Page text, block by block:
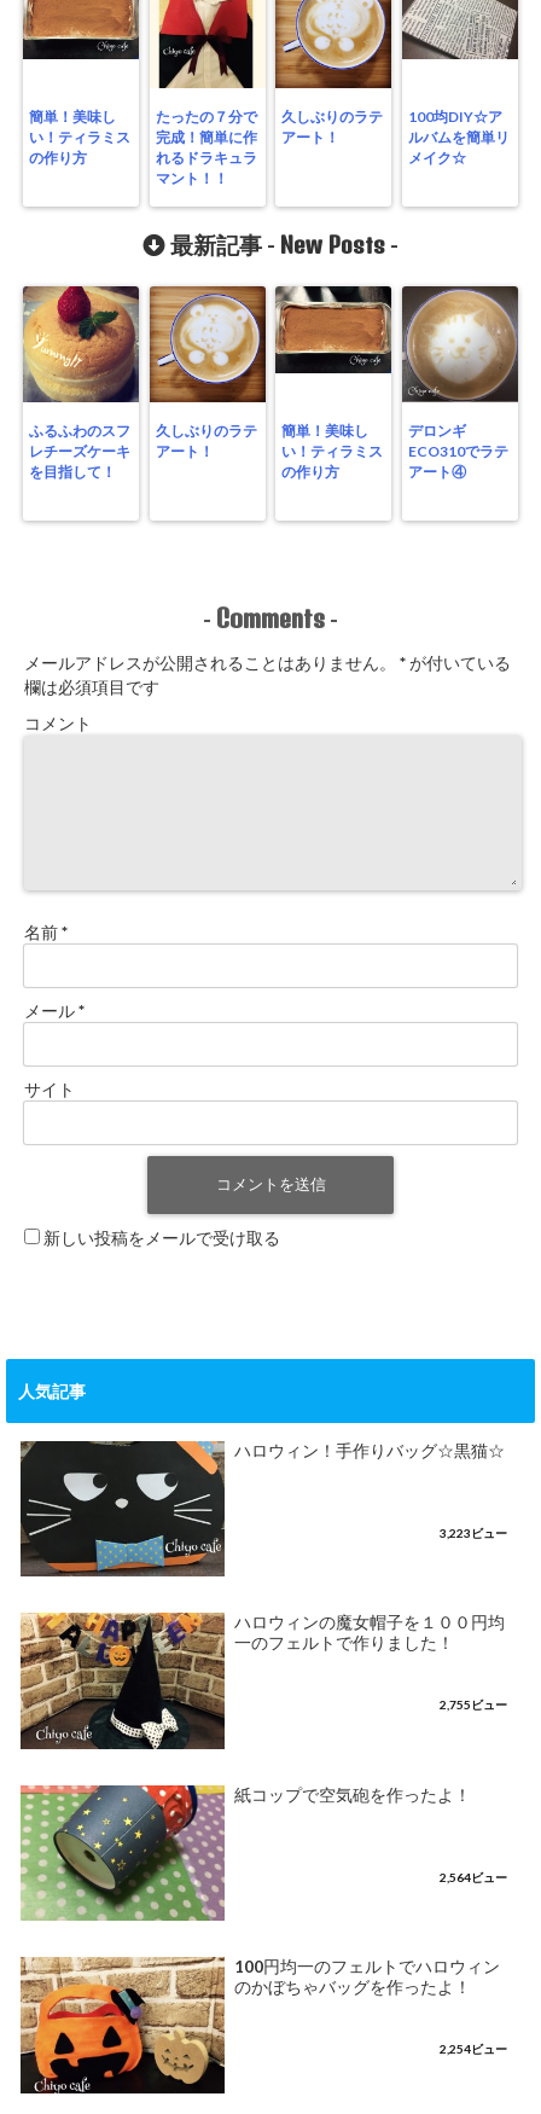
簡単！美味し
い！ティラミス
の作り方
たったの７分で
完成！簡単に作
れるドラキュラ
マント！！
久しぶりのラテ
アート！
100均DIY☆ア
ルバムを簡単リ
メイク☆
最新記事 - New Posts -
ふるふわのスフ
レチーズケーキ
を目指して！
久しぶりのラテ
アート！
簡単！美味し
い！ティラミス
の作り方
デロンギ
ECO310でラテ
アート④
- Comments -
メールアドレスが公開されることはありません。 *が付いている
欄は必須項目です
コメント
名前*
メール*
サイト
新しい投稿をメールで受け取る
人気記事
ハロウィン！手作りバッグ☆黒猫☆
3,223ビュー
ハロウィンの魔女帽子を１００円均
一のフェルトで作りました！
2,755ビュー
紙コップで空気砲を作ったよ！
2,564ビュー
100円均一のフェルトでハロウィン
のかぼちゃバッグを作ったよ！
2,254ビュー